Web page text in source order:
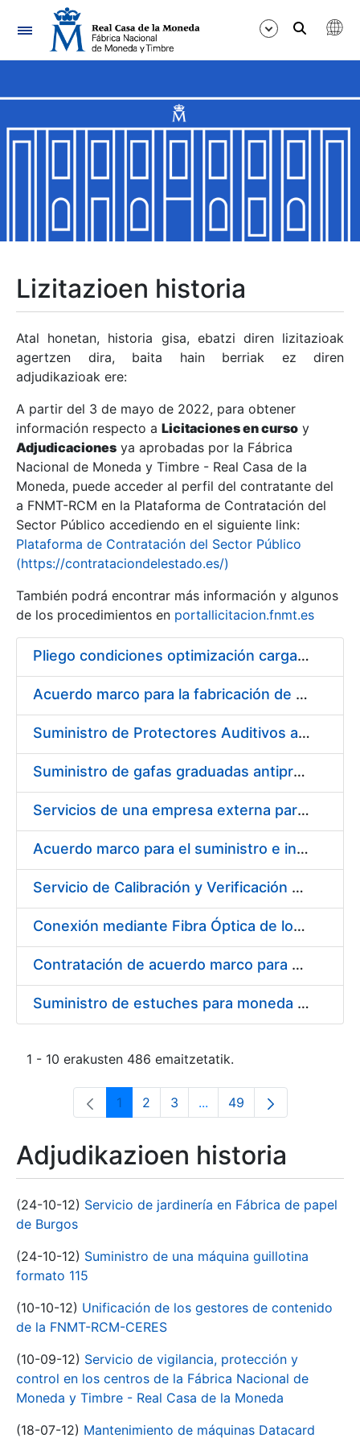
Nabigazioa
Erakutsi/Ezkutatu
Erakutsi/Ezkutatu
Erakutsi/Ezkutatu
Erakutsi/Ezkutatu
Erakutsi/Ezkutatu
Erakutsi/Ezkutatu
Erakutsi/Ezkutatu
Erakutsi/Ezkutatu
Lizitazioen historia
Atal honetan, historia gisa, ebatzi diren lizitazioak
agertzen dira, baita hain berriak ez diren
adjudikazioak ere:
A partir del 3 de mayo de 2022, para obtener
información respecto a Licitaciones en curso y
Adjudicaciones ya aprobadas por la Fábrica
Nacional de Moneda y Timbre - Real Casa de la
Moneda, puede acceder al perfil del contratante del
a FNMT-RCM en la Plataforma de Contratación del
Sector Público accediendo en el siguiente link:
Plataforma de Contratación del Sector Público
(https://contrataciondelestado.es/)
También podrá encontrar más información y algunos
de los procedimientos en portallicitacion.fnmt.es
Pliego condiciones optimización cargas compras firmado
Acuerdo marco para la fabricación de piezas
Suministro de Protectores Auditivos a medida para las personas trabajadoras de los Centros de Trabajo de Madrid y Burgos
Suministro de gafas graduadas antiproyecciones para los trabajadores de la FNMT-RCM en los centros de trabajo de Madrid y Burgos
Servicios de una empresa externa para el asesoramiento y resolución de los recursos de alzada que se presentan relacionados con procesos de selección para la FNMT-RCM
Acuerdo marco para el suministro e instalación de persianas, estores y otros complementos
Servicio de Calibración y Verificación Externa de los Equipos de Medición del Servicio de Prevención de la FNMT-RCM
Conexión mediante Fibra Óptica de los Centros de Proceso de Datos (CPDs) de las sedes de la FNMT-RCM de Burgos y Madrid
Contratación de acuerdo marco para el Suministro de Material de Electricidad para la Fábrica Nacional de Moneda y Timbre-Real Casa de la Moneda en su centro de trabajo de Burgos
Suministro de estuches para moneda de 30 €
1 - 10 erakusten 486 emaitzetatik.
Orrialdea
1 Orrialdea
2 Orrialdea
3 ...Intermediate Pages Use
Orrialdea
49
Adjudikazioen historia
(24-10-12) Servicio de jardinería en Fábrica de papel
de Burgos
(24-10-12) Suministro de una máquina guillotina
formato 115
(10-10-12) Unificación de los gestores de contenido
de la FNMT-RCM-CERES
(10-09-12) Servicio de vigilancia, protección y
control en los centros de la Fábrica Nacional de
Moneda y Timbre - Real Casa de la Moneda
(18-07-12) Mantenimiento de máquinas Datacard